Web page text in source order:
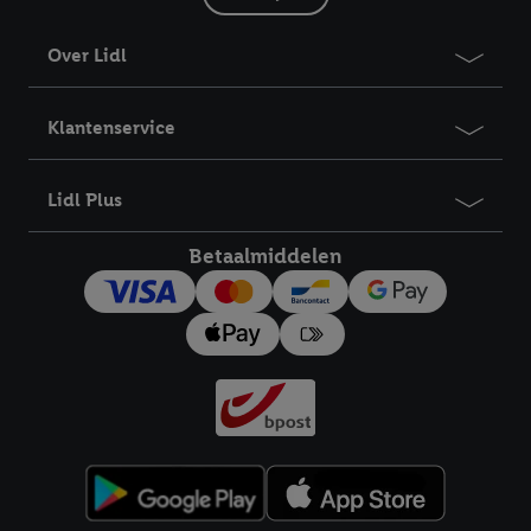
Over Lidl
Klantenservice
Lidl Plus
Betaalmiddelen